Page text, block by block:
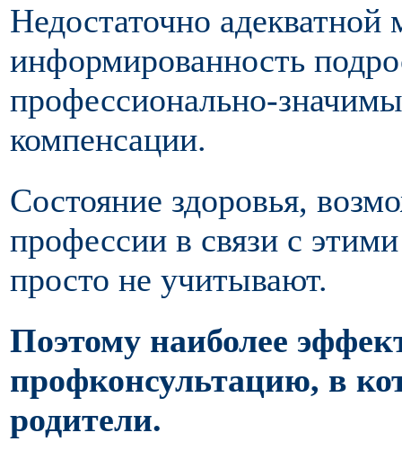
Недостаточно адекватной
информированность
профессионально-
компенсации.
Состояние здоровья,
профессии в связи с
просто не учитывают.
Поэтому наиболее
профконсультацию, в
родители.